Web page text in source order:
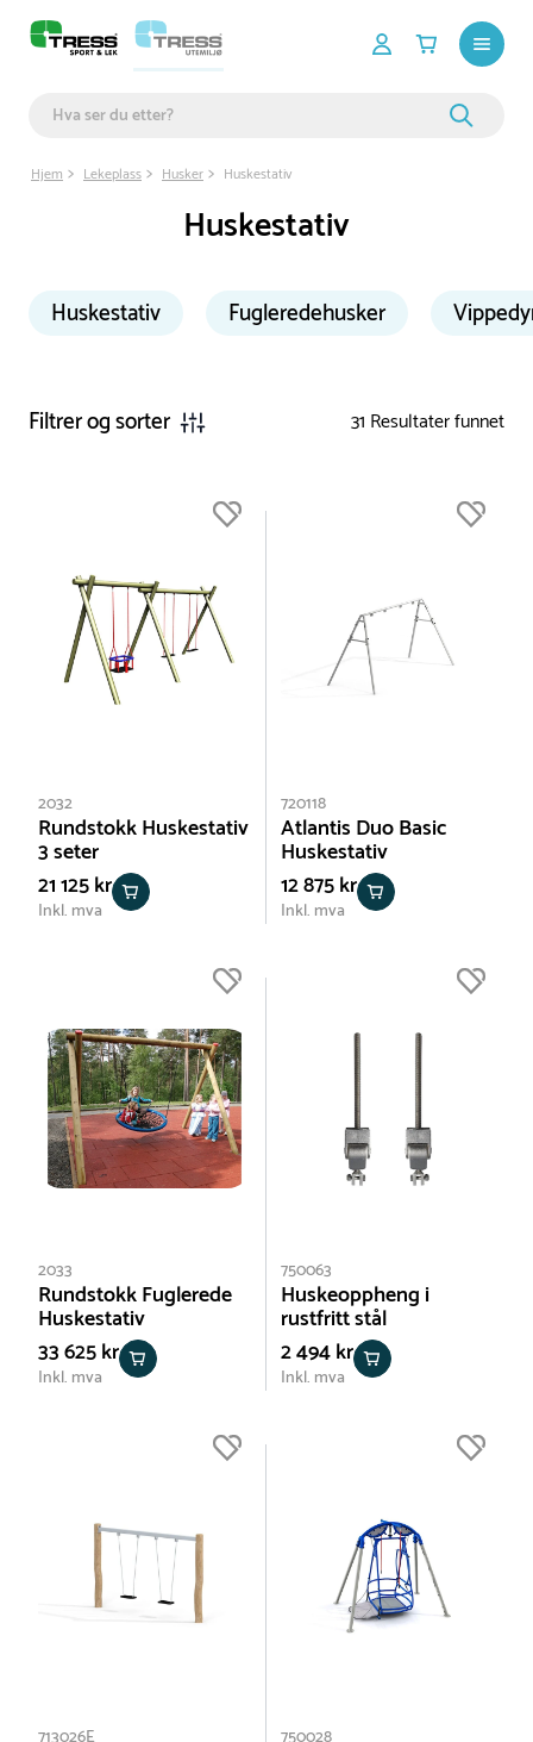
Hjem Lekeplass Husker Huskestativ
Huskestativ
Huskestativ Fugleredehusker
Filtrer og sorter 31 Resultater funnet
2032
Rundstokk Huskestativ
3 seter
21 125 kr
Inkl. mva
720118
Atlantis Duo Basic
Huskestativ
12 875 kr
Inkl. mva
2033
Rundstokk Fuglerede
Huskestativ
33 625 kr
Inkl. mva
750063
Huskeoppheng i
rustfritt stål
2 494 kr
Inkl. mva